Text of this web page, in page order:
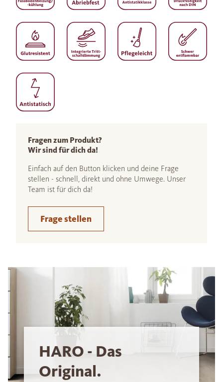
Fragen zum Produkt?
Wir sind für dich da!
Einfach auf den Button klicken und deine Frage
stellen - schnell, direkt und ohne Umwege. Unser
Team ist für dich da!
Frage stellen
HARO - Das
Original.